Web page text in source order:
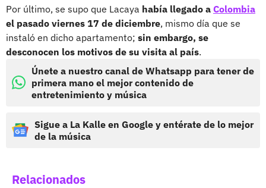
Por último, se supo que Lacaya había llegado a Colombia
el pasado viernes 17 de diciembre, mismo día que se
instaló en dicho apartamento; sin embargo, se
desconocen los motivos de su visita al país.
Únete a nuestro canal de Whatsapp para tener de
primera mano el mejor contenido de
entretenimiento y música
Sigue a La Kalle en Google y entérate de lo mejor
de la música
Relacionados